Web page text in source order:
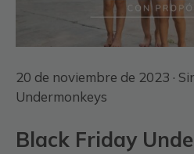
20 de noviembre de 2023 ·
Undermonkeys
Black Friday
Pijama
Manga